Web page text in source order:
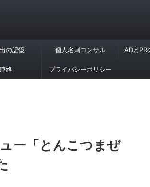
の記憶 個人名刺コンサル ADとPR
絡 プライバシーポリシー
ー「とんこつまぜ